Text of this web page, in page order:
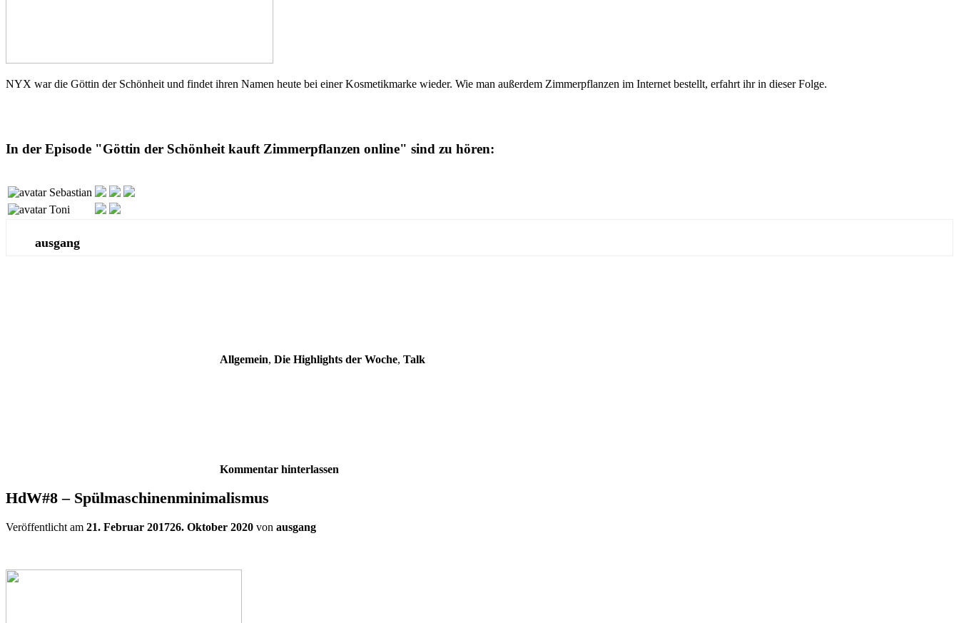
NYX war die Göttin der Schönheit und findet ihren Namen heute bei einer Kosmetikmarke wieder. Wie man außerdem Zimmerpflanzen im Internet bestellt, erfahrt ihr in dieser Folge.
In der Episode "Göttin der Schönheit kauft Zimmerpflanzen online" sind zu hören:
Sebastian
Toni
ausgang
Allgemein, Die Highlights der Woche, Talk
Kommentar hinterlassen
HdW#8 – Spülmaschinenminimalismus
Veröffentlicht am 21. Februar 201726. Oktober 2020 von ausgang